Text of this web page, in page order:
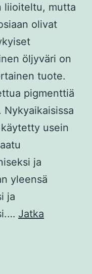
liioiteltu, mutta
olivat
öljyväri on
tuote.
pigmenttiä
usein
ja
yleensä
ja
Jatka